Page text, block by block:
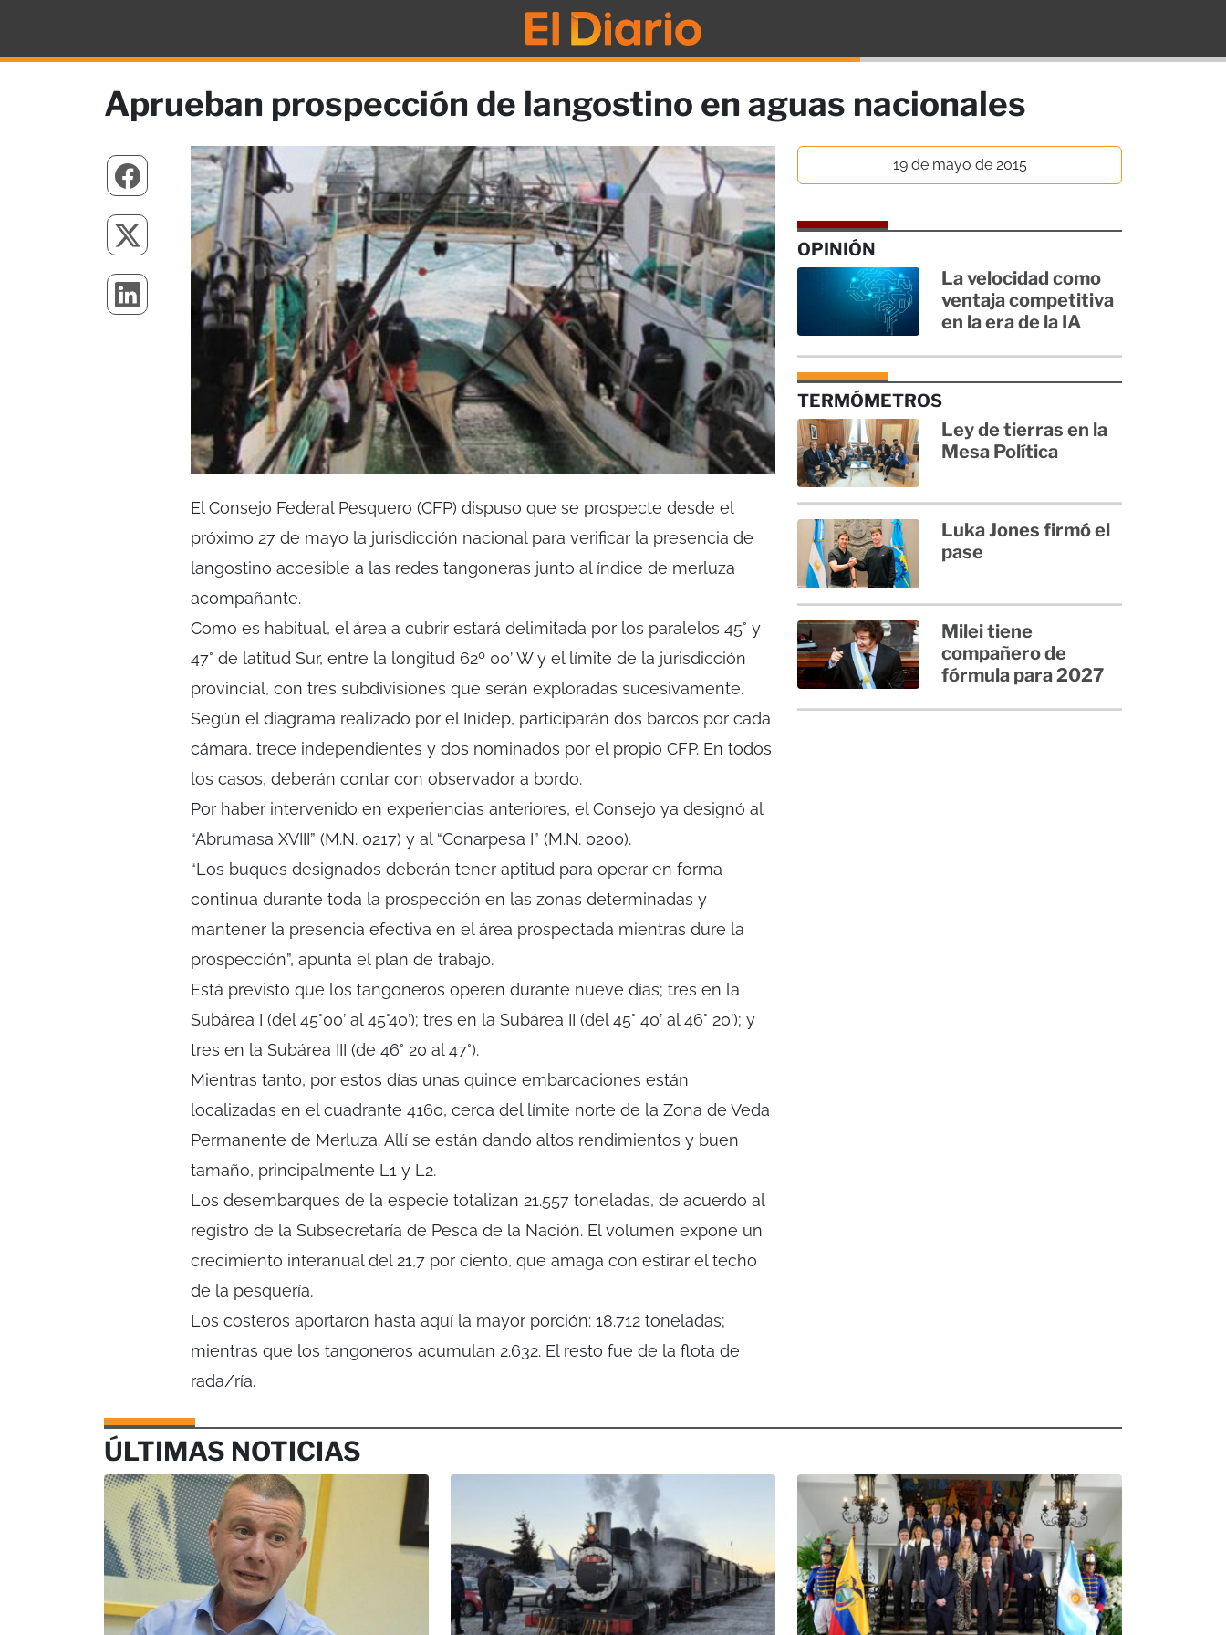
Aprueban prospección de langostino en aguas nacionales
El Consejo Federal Pesquero (CFP) dispuso que se prospecte desde el
próximo 27 de mayo la jurisdicción nacional para verificar la presencia de
langostino accesible a las redes tangoneras junto al índice de merluza
acompañante.
Como es habitual, el área a cubrir estará delimitada por los paralelos 45° y
47° de latitud Sur, entre la longitud 62º 00’ W y el límite de la jurisdicción
provincial, con tres subdivisiones que serán exploradas sucesivamente.
Según el diagrama realizado por el Inidep, participarán dos barcos por cada
cámara, trece independientes y dos nominados por el propio CFP. En todos
los casos, deberán contar con observador a bordo.
Por haber intervenido en experiencias anteriores, el Consejo ya designó al
“Abrumasa XVIII” (M.N. 0217) y al “Conarpesa I” (M.N. 0200).
“Los buques designados deberán tener aptitud para operar en forma
continua durante toda la prospección en las zonas determinadas y
mantener la presencia efectiva en el área prospectada mientras dure la
prospección”, apunta el plan de trabajo.
Está previsto que los tangoneros operen durante nueve días; tres en la
Subárea I (del 45°00’ al 45°40’); tres en la Subárea II (del 45° 40’ al 46° 20’); y
tres en la Subárea III (de 46° 20 al 47°).
Mientras tanto, por estos días unas quince embarcaciones están
localizadas en el cuadrante 4160, cerca del límite norte de la Zona de Veda
Permanente de Merluza. Allí se están dando altos rendimientos y buen
tamaño, principalmente L1 y L2.
Los desembarques de la especie totalizan 21.557 toneladas, de acuerdo al
registro de la Subsecretaría de Pesca de la Nación. El volumen expone un
crecimiento interanual del 21,7 por ciento, que amaga con estirar el techo
de la pesquería.
Los costeros aportaron hasta aquí la mayor porción: 18.712 toneladas;
mientras que los tangoneros acumulan 2.632. El resto fue de la flota de
rada/ría.
19 de mayo de 2015
OPINIÓN
La velocidad como
ventaja competitiva
en la era de la IA
TERMÓMETROS
Ley de tierras en la
Mesa Política
Luka Jones firmó el
pase
Milei tiene
compañero de
fórmula para 2027
ÚLTIMAS NOTICIAS